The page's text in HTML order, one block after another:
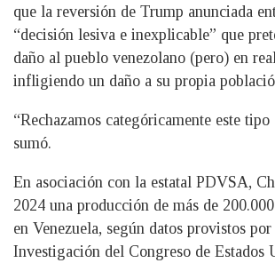
que la reversión de Trump anunciada
“decisión lesiva e inexplicable” que
daño al pueblo venezolano (pero) en
infligiendo un daño a su propia
“Rechazamos categóricamente este tipo
sumó.
En asociación con la estatal PDVSA,
2024 una producción de más de
en Venezuela, según datos provistos
Investigación del Congreso de Estados